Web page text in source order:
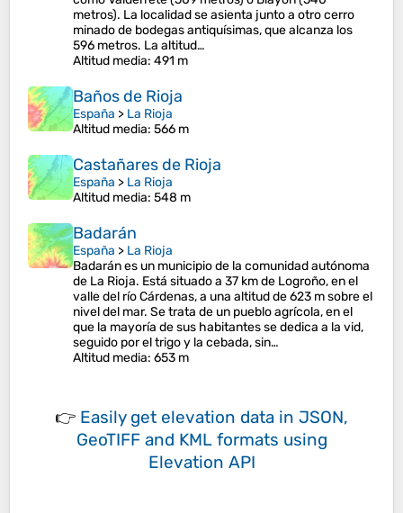
metros). La localidad se asienta junto a otro cerro
minado de bodegas antiquísimas, que alcanza los
596 metros. La altitud…
Altitud media: 491 m
Baños de Rioja
España > La Rioja
Altitud media: 566 m
Castañares de Rioja
España > La Rioja
Altitud media: 548 m
Badarán
España > La Rioja
Badarán es un municipio de la comunidad autónoma
de La Rioja. Está situado a 37 km de Logroño, en el
valle del río Cárdenas, a una altitud de 623 m sobre el
nivel del mar. Se trata de un pueblo agrícola, en el
que la mayoría de sus habitantes se dedica a la vid,
seguido por el trigo y la cebada, sin…
Altitud media: 653 m
👉 Easily get elevation data in JSON,
GeoTIFF and KML formats using
Elevation API